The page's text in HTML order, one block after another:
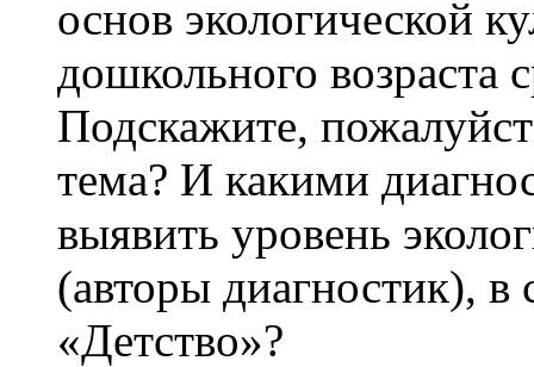
основ экологической
дошкольного возраста
Подскажите,
тема? И какими
выявить уровень
(авторы диагностик), в
«Детство»?